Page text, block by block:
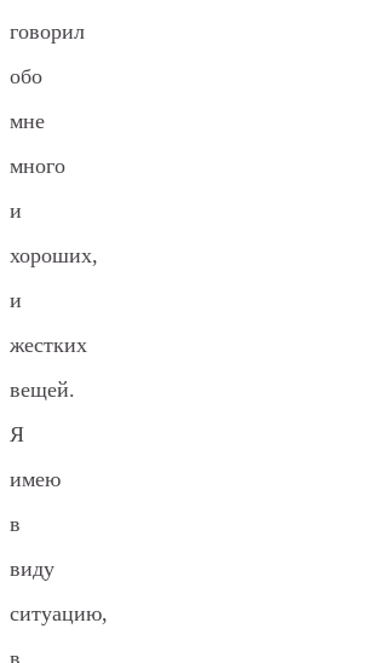
говорил
обо
мне
много
и
хороших,
и
жестких
вещей.
Я
имею
в
виду
ситуацию,
в